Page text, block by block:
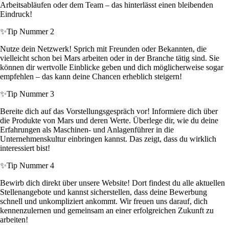
Arbeitsabläufen oder dem Team – das hinterlässt einen bleibenden
Eindruck!
✨Tip Nummer 2
Nutze dein Netzwerk! Sprich mit Freunden oder Bekannten, die
vielleicht schon bei Mars arbeiten oder in der Branche tätig sind. Sie
können dir wertvolle Einblicke geben und dich möglicherweise sogar
empfehlen – das kann deine Chancen erheblich steigern!
✨Tip Nummer 3
Bereite dich auf das Vorstellungsgespräch vor! Informiere dich über
die Produkte von Mars und deren Werte. Überlege dir, wie du deine
Erfahrungen als Maschinen- und Anlagenführer in die
Unternehmenskultur einbringen kannst. Das zeigt, dass du wirklich
interessiert bist!
✨Tip Nummer 4
Bewirb dich direkt über unsere Website! Dort findest du alle aktuellen
Stellenangebote und kannst sicherstellen, dass deine Bewerbung
schnell und unkompliziert ankommt. Wir freuen uns darauf, dich
kennenzulernen und gemeinsam an einer erfolgreichen Zukunft zu
arbeiten!